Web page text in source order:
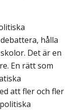
hålla
Det är en
En rätt som
att fler och fler